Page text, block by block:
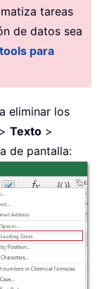
tareas
de datos sea
para
eliminar los
> Texto >
de pantalla: